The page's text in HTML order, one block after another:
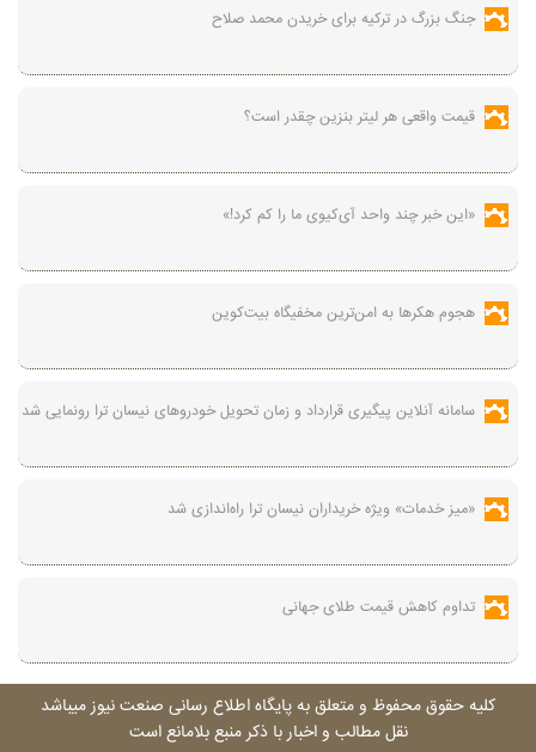
جنگ بزرگ در ترکیه برای خریدن محمد صلاح
قیمت واقعی هر لیتر بنزین چقدر است؟
«این خبر چند واحد آی‌کیوی ما را کم کرد!»
هجوم هکرها به امن‌ترین مخفیگاه بیت‌کوین
سامانه آنلاین پیگیری قرارداد‌ و زمان تحویل خودرو‌های نیسان ترا رونمایی شد
«میز خدمات» ویژه خریداران نیسان ترا راه‌اندازی شد
تداوم کاهش قیمت طلای جهانی
کليه حقوق محفوظ و متعلق به پايگاه اطلاع رسانی صنعت نيوز ميباشد
نقل مطالب و اخبار با ذکر منبع بلامانع است